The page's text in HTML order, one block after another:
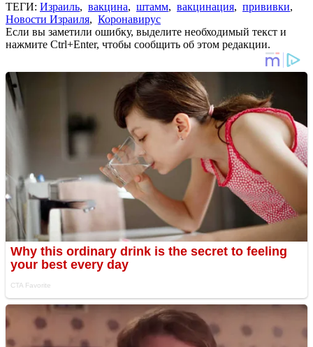
ТЕГИ: Израиль, вакцина, штамм, вакцинация, прививки,
Новости Израиля, Коронавирус
Если вы заметили ошибку, выделите необходимый текст и
нажмите Ctrl+Enter, чтобы сообщить об этом редакции.